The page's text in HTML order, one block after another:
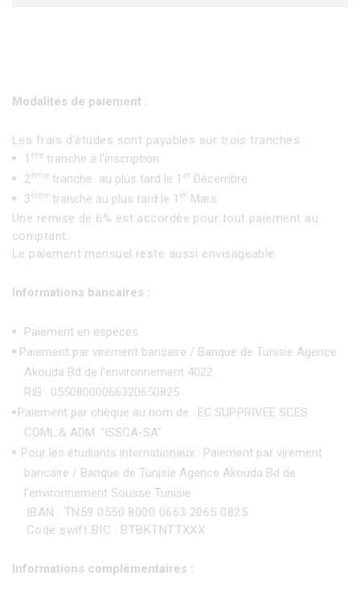
Modalités de paiement :
Les frais d'études sont payables sur trois tranches :
1 ère tranche à l'inscription
2ème tranche au plus tard le 1 er Décembre
3ème tranche au plus tard le 1 er Mars
Une remise de 6% est accordée pour tout paiement au
comptant.
Le paiement mensuel reste aussi envisageable.
Informations bancaires :
Paiement en espèces.
Paiement par virement bancaire / Banque de Tunisie Agence
Akouda Bd de l’environnement 4022
RIB : 05508000066320650825
Paiement par chèque au nom de : EC.SUP.PRIVEE SCES
COML.& ADM. "ISSCA-SA"
Pour les étudiants internationaux : Paiement par virement
bancaire / Banque de Tunisie Agence Akouda Bd de
l’environnement Sousse Tunisie
IBAN : TN59 0550 8000 0663 2065 0825
Code swift BIC : BTBKTNTTXXX
Informations complémentaires :